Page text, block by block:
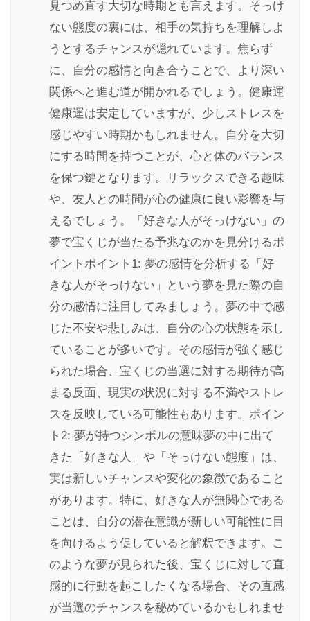
見つめ直す大切な時期とも言えます。そっけ
ない態度の裏には、相手の気持ちを理解しよ
うとするチャンスが隠れています。焦らず
に、自分の感情と向き合うことで、より深い
関係へと進む道が開かれるでしょう。健康運
健康運は安定していますが、少しストレスを
感じやすい時期かもしれません。自分を大切
にする時間を持つことが、心と体のバランス
を保つ鍵となります。リラックスできる趣味
や、友人との時間が心の健康に良い影響を与
えるでしょう。「好きな人がそっけない」の
夢で宝くじが当たる予兆なのかを見分けるポ
イントポイント1: 夢の感情を分析する「好
きな人がそっけない」という夢を見た際の自
分の感情に注目してみましょう。夢の中で感
じた不安や悲しみは、自分の心の状態を示し
ていることが多いです。その感情が強く感じ
られた場合、宝くじの当選に対する期待が高
まる反面、現実の状況に対する不満やストレ
スを反映している可能性もあります。ポイン
ト2: 夢が持つシンボルの意味夢の中に出て
きた「好きな人」や「そっけない態度」は、
実は新しいチャンスや変化の象徴であること
があります。特に、好きな人が無関心である
ことは、自分の潜在意識が新しい可能性に目
を向けるよう促していると解釈できます。こ
のような夢が見られた後、宝くじに対して直
感的に行動を起こしたくなる場合、その直感
が当選のチャンスを秘めているかもしれませ